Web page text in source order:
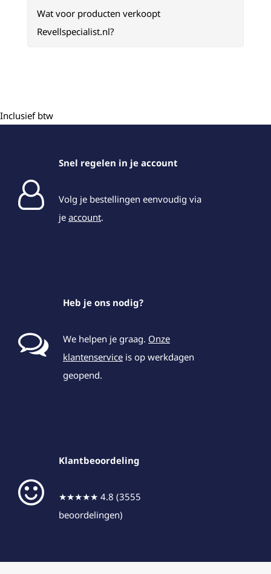
Wat voor producten verkoopt
Revellspecialist.nl?
Inclusief btw
Snel regelen in je account
Volg je bestellingen eenvoudig via
je account.
Heb je ons nodig?
We helpen je graag. Onze
klantenservice is op werkdagen
geopend.
Klantbeoordeling
★★★★★ 4.8 (3555
beoordelingen)